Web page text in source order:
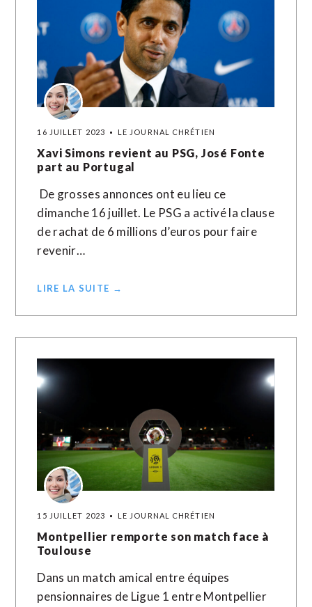
16 JUILLET 2023 LE JOURNAL CHRÉTIEN
Xavi Simons revient au PSG, José Fonte
part au Portugal
De grosses annonces ont eu lieu ce
dimanche 16 juillet. Le PSG a activé la clause
de rachat de 6 millions d’euros pour faire
revenir…
LIRE LA SUITE →
15 JUILLET 2023 LE JOURNAL CHRÉTIEN
Montpellier remporte son match face à
Toulouse
Dans un match amical entre équipes
pensionnaires de Ligue 1 entre Montpellier